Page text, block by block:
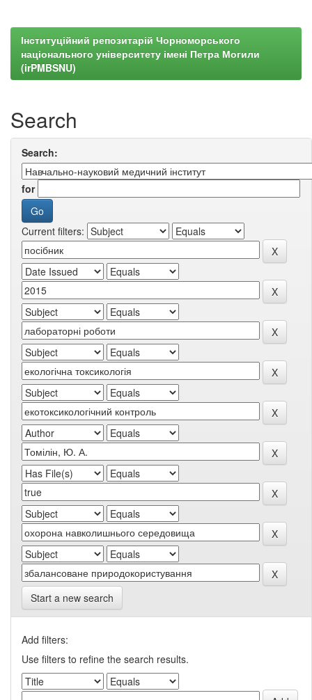
Інституційний репозитарій Чорноморського
національного університету імені Петра Могили
(irPMBSNU)
Search
Search:
for
Current filters:
Start a new search
Add filters:
Use filters to refine the search results.